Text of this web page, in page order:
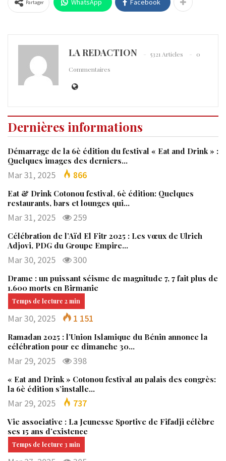
Partager WhatsApp Facebook
LA REDACTION 5321 Articles
0
Commentaires
Dernières informations
Démarrage de la 6è édition du festival « Eat and Drink » :
Quelques images des derniers…
Mar 31, 2025 866
Eat & Drink Cotonou festival, 6è édition: Quelques
restaurants, bars et lounges qui…
Mar 31, 2025 259
Célébration de l’Aïd El Fitr 2025 : Les vœux de Ulrich
Adjovi, PDG du Groupe Empire…
Mar 30, 2025 300
Drame : un puissant séisme de magnitude 7, 7 fait plus de
1.600 morts en Birmanie
Mar 30, 2025 1 151
Ramadan 2025 : l’Union Islamique du Bénin annonce la
célébration pour ce dimanche 30…
Mar 29, 2025 398
« Eat and Drink » Cotonou festival au palais des congrès:
la 6è édition s’installe…
Mar 29, 2025 737
Vie associative : La Jeunesse Sportive de Fifadji célèbre
ses 15 ans d’existence